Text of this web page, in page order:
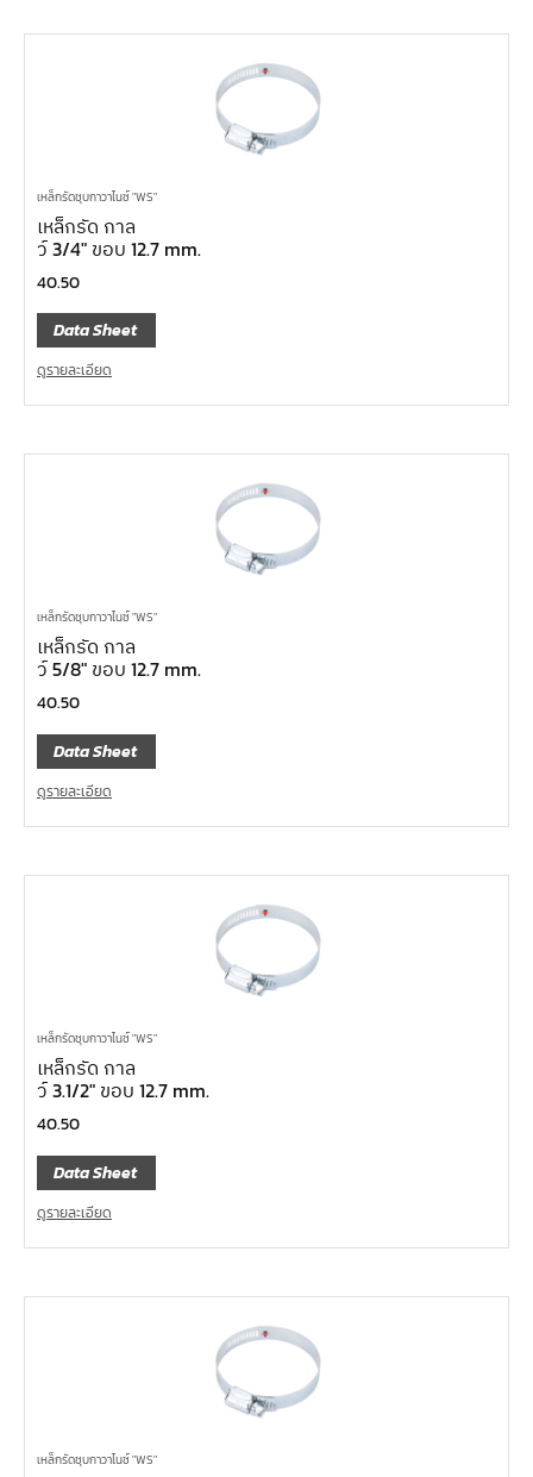
เหล็กรัดชุบกาวาไนซ์ "WS"
เหล็กรัด กาล
ว์ 3/4″ ขอบ 12.7 mm.
40.50
Data Sheet
ดูรายละเอียด
เหล็กรัดชุบกาวาไนซ์ "WS"
เหล็กรัด กาล
ว์ 5/8″ ขอบ 12.7 mm.
40.50
Data Sheet
ดูรายละเอียด
เหล็กรัดชุบกาวาไนซ์ "WS"
เหล็กรัด กาล
ว์ 3.1/2″ ขอบ 12.7 mm.
40.50
Data Sheet
ดูรายละเอียด
เหล็กรัดชุบกาวาไนซ์ "WS"